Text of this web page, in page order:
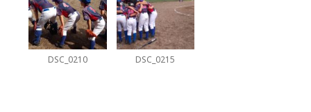
DSC_0210 DSC_0215